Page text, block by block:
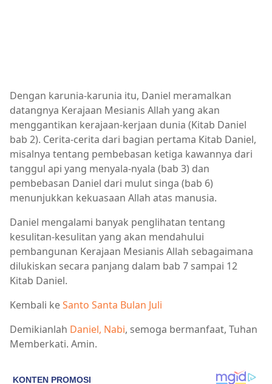
Dengan karunia-karunia itu, Daniel meramalkan
datangnya Kerajaan Mesianis Allah yang akan
menggantikan kerajaan-kerjaan dunia (Kitab Daniel
bab 2). Cerita-cerita dari bagian pertama Kitab Daniel,
misalnya tentang pembebasan ketiga kawannya dari
tanggul api yang menyala-nyala (bab 3) dan
pembebasan Daniel dari mulut singa (bab 6)
menunjukkan kekuasaan Allah atas manusia.
Daniel mengalami banyak penglihatan tentang
kesulitan-kesulitan yang akan mendahului
pembangunan Kerajaan Mesianis Allah sebagaimana
dilukiskan secara panjang dalam bab 7 sampai 12
Kitab Daniel.
Kembali keSanto Santa Bulan Juli
Demikianlah Daniel, Nabi, semoga bermanfaat, Tuhan
Memberkati. Amin.